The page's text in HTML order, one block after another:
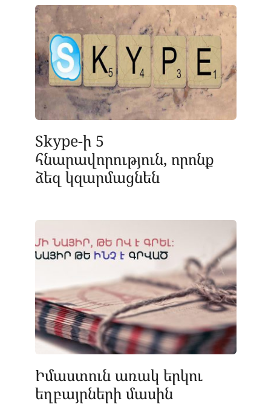
Skype-ի 5
հնարավորություն, որոնք
ձեզ կզարմացնեն
Իմաստուն առակ երկու
եղբայրների մասին